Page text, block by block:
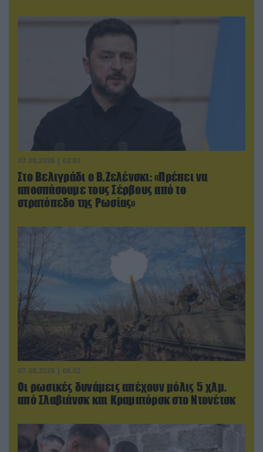
07.08.2026 | 02:02
Στο Βελιγράδι ο Β.Ζελένσκι: «Πρέπει να
αποσπάσουμε τους Σέρβους από το
στρατόπεδο της Ρωσίας»
07.08.2026 | 08:02
Οι ρωσικές δυνάμεις απέχουν μόλις 5 χλμ.
από Σλαβιάνσκ και Κραματόρσκ στο Ντονέτσκ